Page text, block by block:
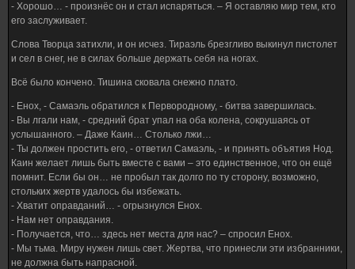
- Хорошо… - произнёс он и стал испаряться. – Я оставляю мир тем, кто
его заслуживает.
Слова Творца затихли, и он исчез. Тираэль брезгливо выкинул пистолет
и сел в снег, не в силах больше держать себя на ногах.
Всё было кончено. Тишина сковала снежно плато.
- Енох, - Самаэль обратился к Первородному, - битва завершилась.
- Вы лгали нам, - средний брат упал на оба колена, сокрушаясь от
услышанного. – Даже Каин… Столько лжи…
- Ты должен простить его, - ответил Самаэль, - и принять объятия Нод.
Каин желает лишь быть вместе с вами – это единственное, что он ещё
помнит. Если бы он… не пробыл так долго по ту сторону, возможно,
стольких жертв удалось бы избежать.
- Хватит оправданий… - огрызнулся Енох.
- Нам нет оправдания.
- Получается, что… здесь нет места для нас? – спросил Енох.
- Мы тьма. Миру нужен лишь свет. Жертва, что принесли эти избранники,
не должна быть напрасной.